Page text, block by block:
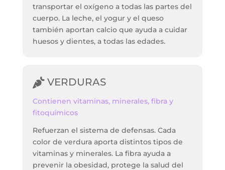
transportar el oxígeno a todas las partes del
cuerpo. La leche, el yogur y el queso
también aportan calcio que ayuda a cuidar
huesos y dientes, a todas las edades.
VERDURAS
Contienen vitaminas, minerales, fibra y
fitoquímicos
Refuerzan el sistema de defensas. Cada
color de verdura aporta distintos tipos de
vitaminas y minerales. La fibra ayuda a
prevenir la obesidad, protege la salud del